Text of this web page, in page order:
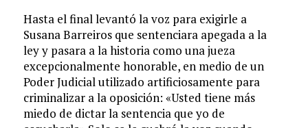
Hasta el final levantó la voz para exigirle a
Susana Barreiros que sentenciara apegada a la
ley y pasara a la historia como una jueza
excepcionalmente honorable, en medio de un
Poder Judicial utilizado artificiosamente para
criminalizar a la oposición: «Usted tiene más
miedo de dictar la sentencia que yo de